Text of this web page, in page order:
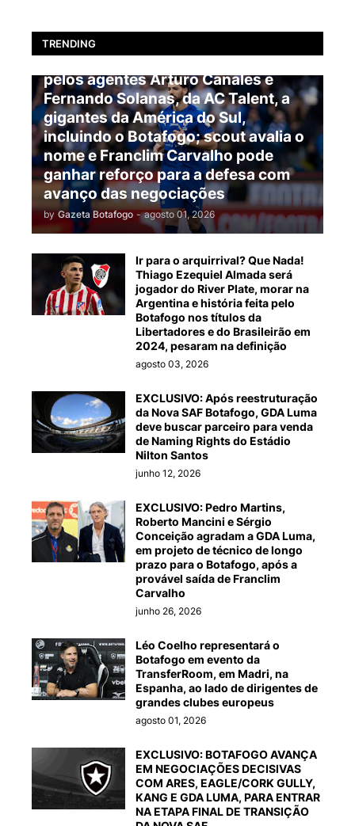
TRENDING
EXCLUSIVO: Pablo Marí é oferecido
pelos agentes Arturo Canales e
Fernando Solanas, da AC Talent, a
gigantes da América do Sul,
incluindo o Botafogo; scout avalia o
nome e Franclim Carvalho pode
ganhar reforço para a defesa com
avanço das negociações
by Gazeta Botafogo - agosto 01, 2026
Ir para o arquirrival? Que Nada!
Thiago Ezequiel Almada será
jogador do River Plate, morar na
Argentina e história feita pelo
Botafogo nos títulos da
Libertadores e do Brasileirão em
2024, pesaram na definição
agosto 03, 2026
EXCLUSIVO: Após reestruturação
da Nova SAF Botafogo, GDA Luma
deve buscar parceiro para venda
de Naming Rights do Estádio
Nilton Santos
junho 12, 2026
EXCLUSIVO: Pedro Martins,
Roberto Mancini e Sérgio
Conceição agradam a GDA Luma,
em projeto de técnico de longo
prazo para o Botafogo, após a
provável saída de Franclim
Carvalho
junho 26, 2026
Léo Coelho representará o
Botafogo em evento da
TransferRoom, em Madri, na
Espanha, ao lado de dirigentes de
grandes clubes europeus
agosto 01, 2026
EXCLUSIVO: BOTAFOGO AVANÇA
EM NEGOCIAÇÕES DECISIVAS
COM ARES, EAGLE/CORK GULLY,
KANG E GDA LUMA, PARA ENTRAR
NA ETAPA FINAL DE TRANSIÇÃO